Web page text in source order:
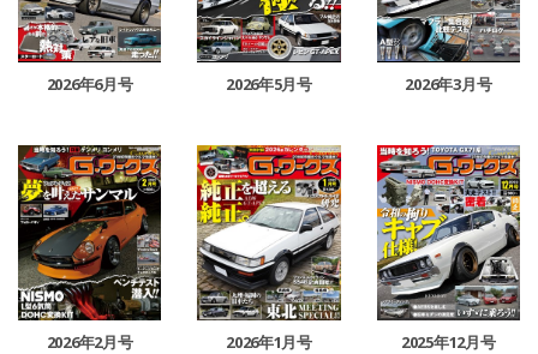
2026年6月号 2026年5月号 2026年3月号
2026年2月号 2026年1月号 2025年12月号